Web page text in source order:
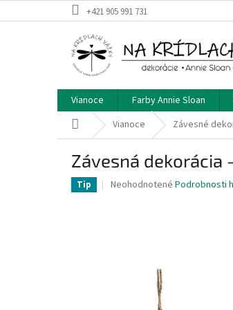
na
+421 905 991 731
Vianoce Farby Annie Sloan
DomovVianoce Závesné
Závesná dekorácia
Tip
Priemerné
hviezdičiek.
Neohodnotené Podrobnosti